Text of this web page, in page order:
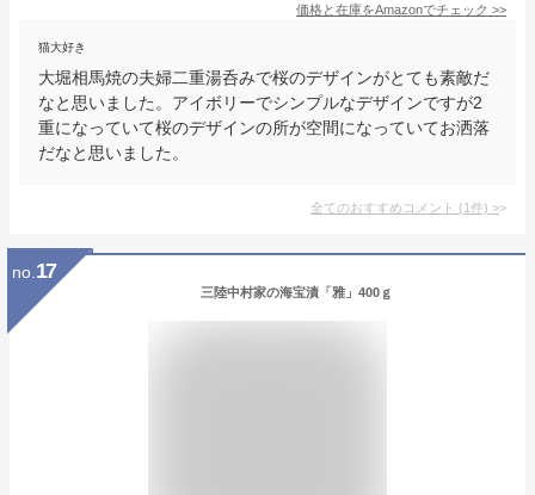
価格と在庫をAmazonでチェック >>
猫大好き
大堀相馬焼の夫婦二重湯呑みで桜のデザインがとても素敵だ
なと思いました。アイボリーでシンプルなデザインですが2
重になっていて桜のデザインの所が空間になっていてお洒落
だなと思いました。
全てのおすすめコメント (1件) >
no. 17
三陸中村家の海宝漬「雅」400ｇ